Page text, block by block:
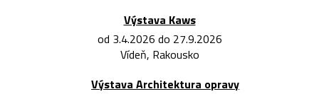
Výstava Kaws
od 3.4.2026 do 27.9.2026
Vídeň, Rakousko
Výstava Architektura opravy